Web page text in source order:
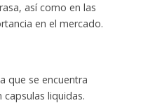
así como en las
en el mercado.
que se encuentra
capsulas liquidas.